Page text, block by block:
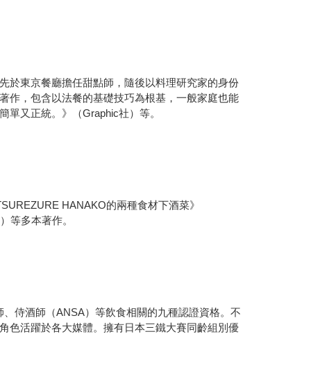
於東京餐廳擔任甜點師，隨後以料理研究家的身份
作，包含以法餐的基礎技巧為根基，一般家庭也能
又正統。》（Graphic社）等。
HANAKO的兩種食材下酒菜》
等多本著作。
侍酒師（ANSA）等飲食相關的九種認證資格。不
色活躍於各大媒體。擁有日本三鐵大賽同齡組別優